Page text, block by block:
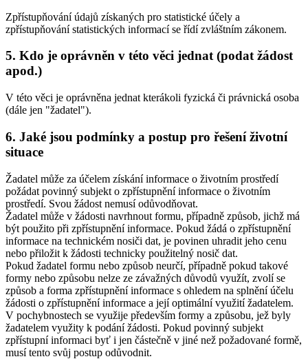
Zpřístupňování údajů získaných pro statistické účely a
zpřístupňování statistických informací se řídí zvláštním zákonem.
5. Kdo je oprávněn v této věci jednat (podat žádost
apod.)
V této věci je oprávněna jednat kterákoli fyzická či právnická osoba
(dále jen "žadatel").
6. Jaké jsou podmínky a postup pro řešení životní
situace
Žadatel může za účelem získání informace o životním prostředí
požádat povinný subjekt o zpřístupnění informace o životním
prostředí. Svou žádost nemusí odůvodňovat.
Žadatel může v žádosti navrhnout formu, případně způsob, jichž má
být použito při zpřístupnění informace. Pokud žádá o zpřístupnění
informace na technickém nosiči dat, je povinen uhradit jeho cenu
nebo přiložit k žádosti technicky použitelný nosič dat.
Pokud žadatel formu nebo způsob neurčí, případně pokud takové
formy nebo způsobu nelze ze závažných důvodů využít, zvolí se
způsob a forma zpřístupnění informace s ohledem na splnění účelu
žádosti o zpřístupnění informace a její optimální využití žadatelem.
V pochybnostech se využije především formy a způsobu, jež byly
žadatelem využity k podání žádosti. Pokud povinný subjekt
zpřístupní informaci byť i jen částečně v jiné než požadované formě,
musí tento svůj postup odůvodnit.